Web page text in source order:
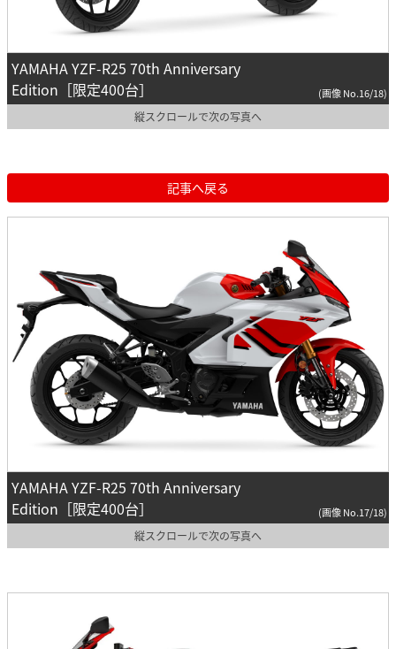
YAMAHA YZF-R25 70th Anniversary
Edition［限定400台］
(画像 No.16/18)
縦スクロールで次の写真へ
記事へ戻る
YAMAHA YZF-R25 70th Anniversary
Edition［限定400台］
(画像 No.17/18)
縦スクロールで次の写真へ